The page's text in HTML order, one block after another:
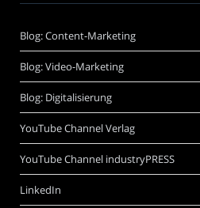
Blog: Content-Marketing
Blog: Video-Marketing
Blog: Digitalisierung
YouTube Channel Verlag
YouTube Channel industryPRESS
LinkedIn